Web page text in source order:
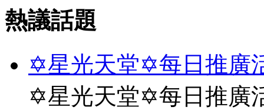
熱議話題
✡星光天堂✡每日推廣
✡星光天堂✡每日推廣